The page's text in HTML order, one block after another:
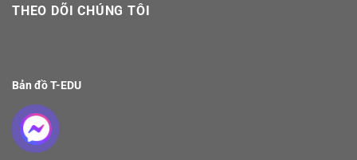
THEO DÕI CHÚNG TÔI
Bản đồ T-EDU